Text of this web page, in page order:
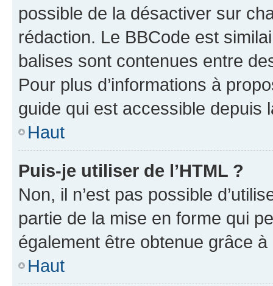
possible de la désactiver sur
rédaction. Le BBCode est
balises sont contenues entre
Pour plus d’informations à
guide qui est accessible depuis
Haut
Puis-je utiliser de l’HTML ?
Non, il n’est pas possible
partie de la mise en forme qui
également être obtenue grâce à
Haut